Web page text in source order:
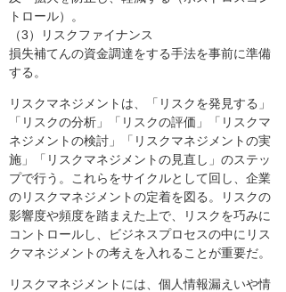
トロール）。
（3）リスクファイナンス
損失補てんの資金調達をする手法を事前に準備
する。
リスクマネジメントは、「リスクを発見する」
「リスクの分析」「リスクの評価」「リスクマ
ネジメントの検討」「リスクマネジメントの実
施」「リスクマネジメントの見直し」のステッ
プで行う。これらをサイクルとして回し、企業
のリスクマネジメントの定着を図る。リスクの
影響度や頻度を踏まえた上で、リスクを巧みに
コントロールし、ビジネスプロセスの中にリス
クマネジメントの考えを入れることが重要だ。
リスクマネジメントには、個人情報漏えいや情